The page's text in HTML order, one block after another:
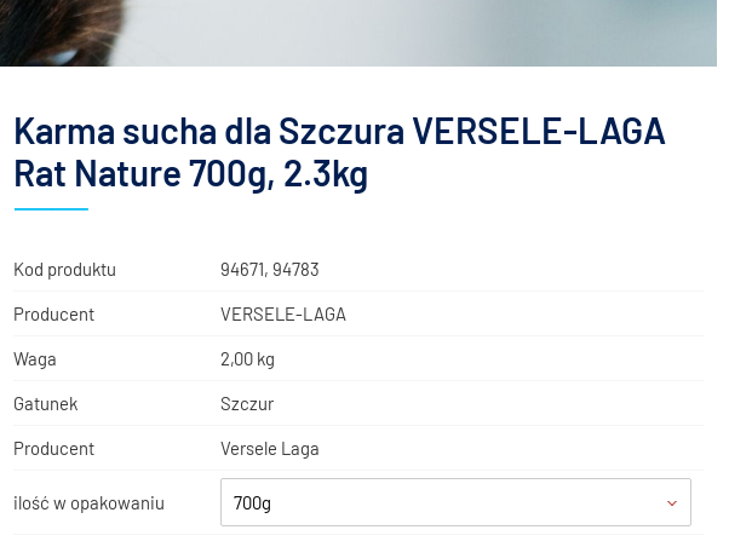
Karma sucha dla Szczura VERSELE-LAGA
Rat Nature 700g, 2.3kg
Kod produktu 94671, 94783
Producent VERSELE-LAGA
Waga 2,00 kg
Gatunek Szczur
Producent Versele Laga
ilość w opakowaniu 700g